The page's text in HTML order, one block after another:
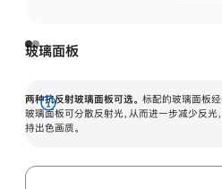
玻璃面板
两种抗反射玻璃面板可选。 标配的玻璃面板经
玻璃面板可分散反射光，从而进一步减少反光
持出色画质。
展
开